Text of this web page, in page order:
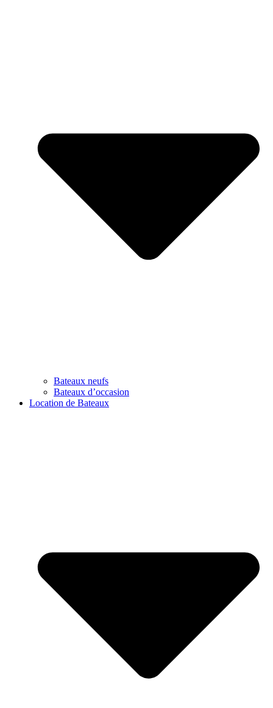
Bateaux neufs
Bateaux d’occasion
Location de Bateaux